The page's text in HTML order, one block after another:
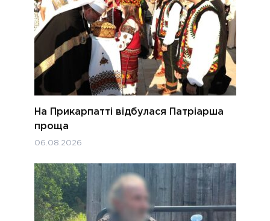
На Прикарпатті відбулася Патріарша
проща
06.08.2026